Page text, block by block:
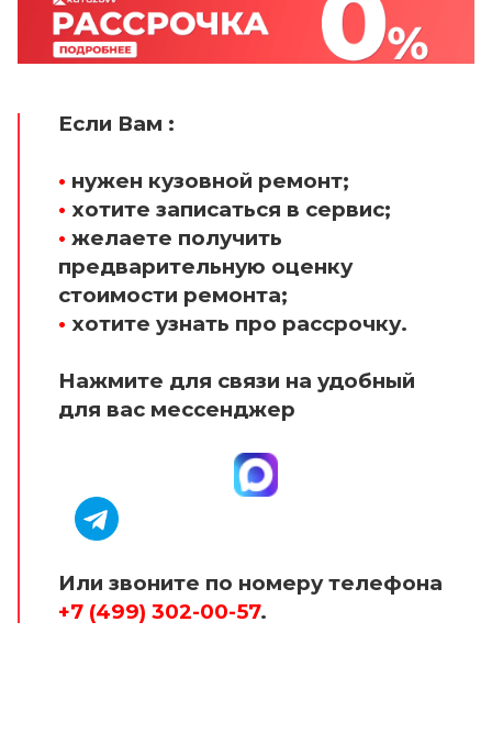
Если Вам :
• нужен кузовной ремонт;
• хотите записаться в сервис;
• желаете получить
предварительную оценку
стоимости ремонта;
• хотите узнать про рассрочку.
Нажмите для связи на удобный
для вас мессенджер
Или звоните по номеру телефона
+7 (499) 302-00-57.